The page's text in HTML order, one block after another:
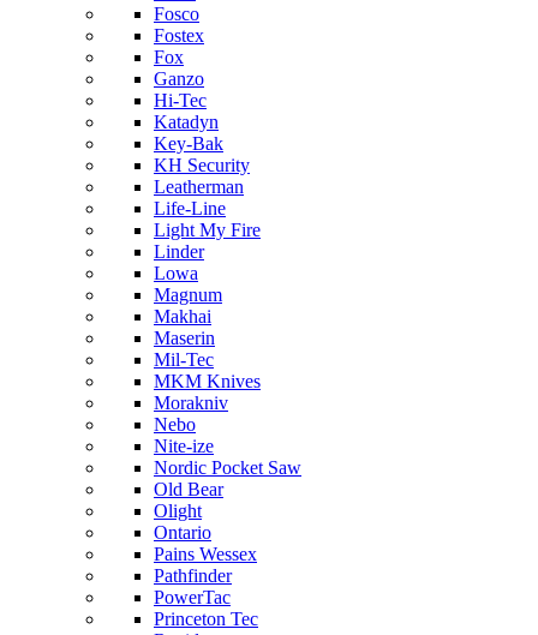
Fosco
Fostex
Fox
Ganzo
Hi-Tec
Katadyn
Key-Bak
KH Security
Leatherman
Life-Line
Light My Fire
Linder
Lowa
Magnum
Makhai
Maserin
Mil-Tec
MKM Knives
Morakniv
Nebo
Nite-ize
Nordic Pocket Saw
Old Bear
Olight
Ontario
Pains Wessex
Pathfinder
PowerTac
Princeton Tec